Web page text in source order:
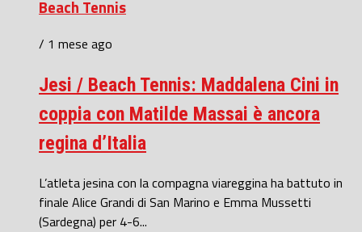
Beach Tennis
/ 1 mese ago
Jesi / Beach Tennis: Maddalena Cini in
coppia con Matilde Massai è ancora
regina d’Italia
L’atleta jesina con la compagna viareggina ha battuto in
finale Alice Grandi di San Marino e Emma Mussetti
(Sardegna) per 4-6...